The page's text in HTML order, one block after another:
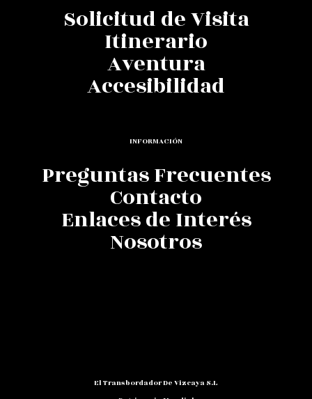
Solicitud de Visita
Itinerario
Aventura
Accesibilidad
INFORMACIÓN
Preguntas Frecuentes
Contacto
Enlaces de Interés
Nosotros
El Transbordador De Vizcaya S.L